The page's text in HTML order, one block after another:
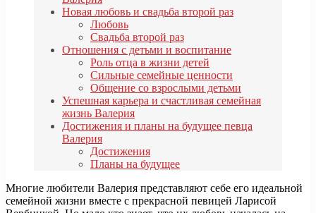
Новая любовь и свадьба второй раз
Любовь
Свадьба второй раз
Отношения с детьми и воспитание
Роль отца в жизни детей
Сильные семейные ценности
Общение со взрослыми детьми
Успешная карьера и счастливая семейная
жизнь Валерия
Достижения и планы на будущее певца
Валерия
Достижения
Планы на будущее
Многие любители Валерия представляют себе его идеальной
семейной жизни вместе с прекрасной певицей Ларисой